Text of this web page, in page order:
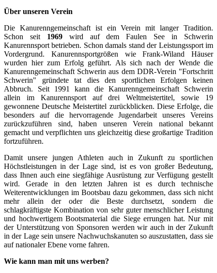
Über unseren Verein
Die Kanurenngemeinschaft ist ein Verein mit langer Tradition.
Schon seit 1969wird auf dem Faulen See in Schwerin
Kanurennsport betrieben. Schon damals stand der Leistungssport im
Vordergrund. Kanurennsportgrößen wie Frank-Wiland Häuser
wurden hier zum Erfolg geführt. Als sich nach der Wende die
Kanurenngemeinschaft Schwerin aus dem DDR-Verein "Fortschritt
Schwerin" gründete tat dies den sportlichen Erfolgen keinen
Abbruch. Seit 1991 kann die Kanurenngemeinschaft Schwerin
allein im Kanurennsport auf drei Weltmeistertitel, sowie 19
gewonnene Deutsche Meistertitel zurückblicken. Diese Erfolge, die
besonders auf die hervorragende Jugendarbeit unseres Vereins
zurückzuführen sind, haben unseren Verein national bekannt
gemacht und verpflichten uns gleichzeitig diese großartige Tradition
fortzuführen.
Damit unsere jungen Athleten auch in Zukunft zu sportlichen
Höchstleistungen in der Lage sind, ist es von großer Bedeutung,
dass Ihnen auch eine siegfähige Ausrüstung zur Verfügung gestellt
wird. Gerade in den letzten Jahren ist es durch technische
Weiterentwicklungen im Bootsbau dazu gekommen, dass sich nicht
mehr allein der oder die Beste durchsetzt, sondern die
schlagkräftigste Kombination von sehr guter menschlicher Leistung
und hochwertigem Bootsmaterial die Siege errungen hat. Nur mit
der Unterstützung von Sponsoren werden wir auch in der Zukunft
in der Lage sein unsere Nachwuchskanuten so auszustatten, dass sie
auf nationaler Ebene vorne fahren.
Wie kann man mit uns werben?